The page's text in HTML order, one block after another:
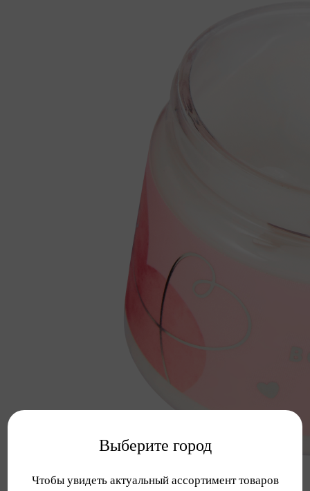
Выберите город
Чтобы увидеть актуальный ассортимент товаров